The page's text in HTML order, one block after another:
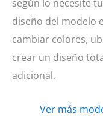
diseño del modelo
cambiar colores,
crear un diseño
adicional.
Ver más